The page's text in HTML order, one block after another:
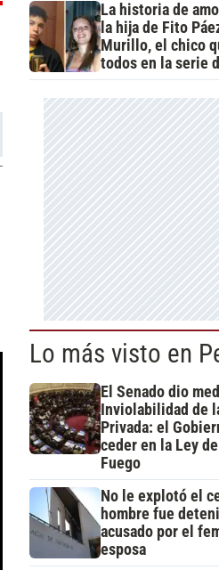
La historia de
la hija de Fito
Murillo, el chico
todos en la serie
Lo más visto en
El Senado dio
Inviolabilidad de
Privada: el
ceder en la Ley
Fuego
No le explotó el
hombre fue
acusado por el
esposa